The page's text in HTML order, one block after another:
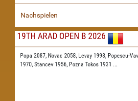
Nachspielen
19TH ARAD OPEN B 2026
Popa 2087, Novac 2058, Levay 1998, Popescu-
1970, Stancev 1956, Pozna Tokos 1931 ...